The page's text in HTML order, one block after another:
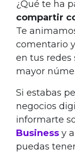
¿Qué te ha
compartir
Te
comentario
en tus redes
mayor
Si estabas
negocios
informarte
Business y
puedas